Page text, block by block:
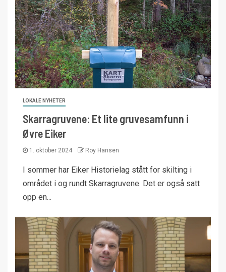
LOKALE NYHETER
Skarragruvene: Et lite gruvesamfunn i
Øvre Eiker
1. oktober 2024 Roy Hansen
I sommer har Eiker Historielag stått for skilting i
området i og rundt Skarragruvene. Det er også satt
opp en...